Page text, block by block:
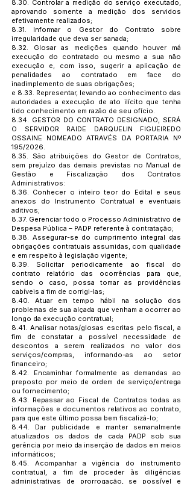
8.30. Controlar a medição do serviço executado,
aprovando somente a medição dos servidos
efetivamente realizados;
8.31. Informar o Gestor do Contrato sobre
irregularidade que deva ser sanada;
8.32. Glosar as medições quando houver má
execução do contratado ou mesmo a sua não
execução e, com isso, sugerir a aplicação de
penalidades ao contratado em face do
inadimplemento de suas obrigações;
e 8.33. Representar, levando ao conhecimento das
autoridades a execução de ato ilícito que tenha
tido conhecimento em razão de seu ofício.
8.34. GESTOR DO CONTRATO DESIGNADO, SERÁ
O SERVIDOR RAIDE DARQUELIN FIGUEIREDO
OSSAINE NOMEADO ATRAVÉS DA PORTARIA Nº
195/2026.
8.35. São atribuições do Gestor de Contratos,
sem prejuízo das demais previstas no Manual de
Gestão e Fiscalização dos Contratos
Administrativos:
8.36. Conhecer o inteiro teor do Edital e seus
anexos do Instrumento Contratual e eventuais
aditivos;
8.37. Gerenciar todo o Processo Administrativo de
Despesa Pública – PADP referente à contratação;
8.38. Assegurar-se do cumprimento integral das
obrigações contratuais assumidas, com qualidade
e em respeito à legislação vigente;
8.39. Solicitar periodicamente ao fiscal do
contrato relatório das ocorrências para que,
sendo o caso, possa tomar as providências
cabíveis a fim de corrigi-las;
8.40. Atuar em tempo hábil na solução dos
problemas de sua alçada que venham a ocorrer ao
longo da execução contratual;
8.41. Analisar notas/glosas escritas pelo fiscal, a
fim de constatar a possível necessidade de
descontos a serem realizados no valor dos
serviços/compras, informando-as ao setor
financeiro;
8.42. Encaminhar formalmente as demandas ao
preposto por meio de ordem de serviço/entrega
ou fornecimento;
8.43. Repassar ao Fiscal de Contratos todas as
informações e documentos relativos ao contrato,
para que este último possa bem fiscalizá-lo;
8.44. Dar publicidade e manter semanalmente
atualizados os dados de cada PADP sob sua
gerência por meio da inserção de dados em meios
informáticos;
8.45. Acompanhar a vigência do instrumento
contratual, a fim de proceder às diligências
administrativas de prorrogação, se possível e